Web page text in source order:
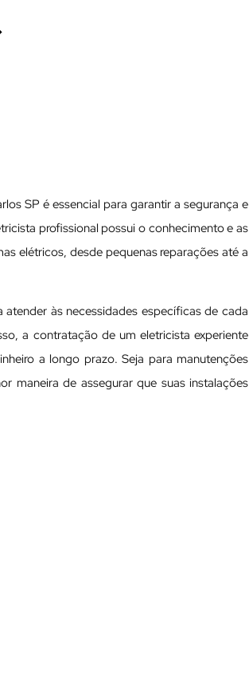
SP é essencial para garantir a segurança e
profissional possui o conhecimento e as
elétricos, desde pequenas reparações até a
às necessidades específicas de cada
a contratação de um eletricista experiente
a longo prazo. Seja para manutenções
maneira de assegurar que suas instalações